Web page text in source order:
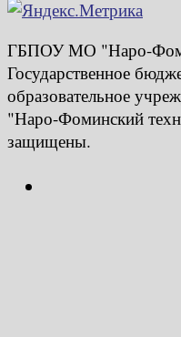
ГБПОУ МО "Наро-
Государственное
образовательное
"Наро-Фоминский
защищены.